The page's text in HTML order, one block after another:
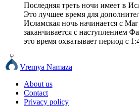
Последняя треть ночи имеет в
Это лучшее время для
Исламская ночь начинается с
заканчивается с наступлением
это время охватывает период с
Vremya Namaza
About us
Contact
Privacy policy